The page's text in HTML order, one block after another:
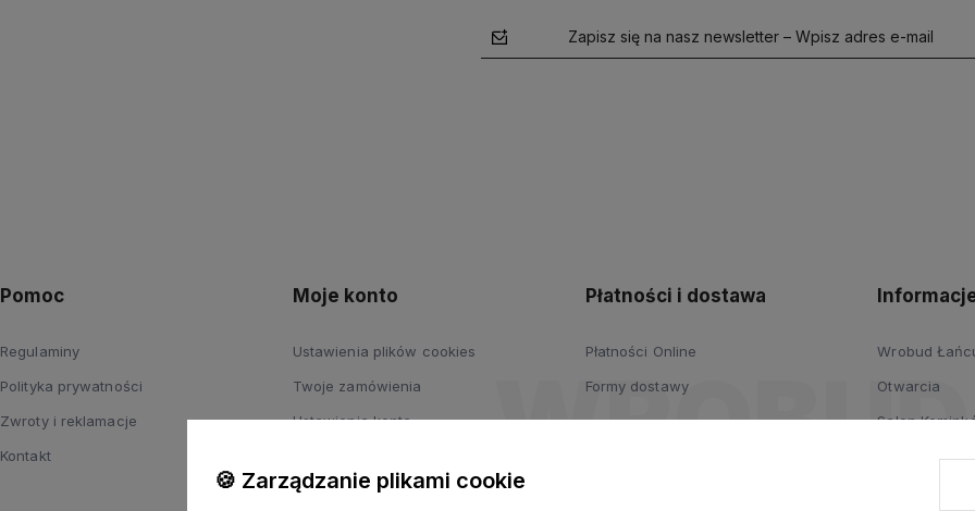
Zapisz się na nasz newsletter – Wpisz adres e-mail
Pomoc
Regulaminy
Polityka prywatności
Zwroty i reklamacje
Kontakt
Moje konto
Ustawienia plików cookies
Twoje zamówienia
Ustawienia konta
Płatności i dostawa
Płatności Online
Formy dostawy
Wrobud
Otwarcia
Salon
Salon Drzwi
🍪 Zarządzanie plikami cookie